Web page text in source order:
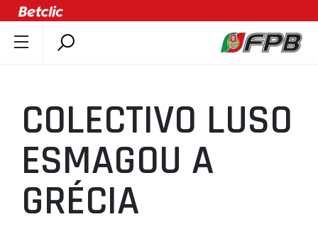
ÚLTIMAS
COMPETIÇÕES
ASSOCIAÇÕES
CLUBES
AGENTES
COLECTIVO LUSO
ESMAGOU A
GRÉCIA